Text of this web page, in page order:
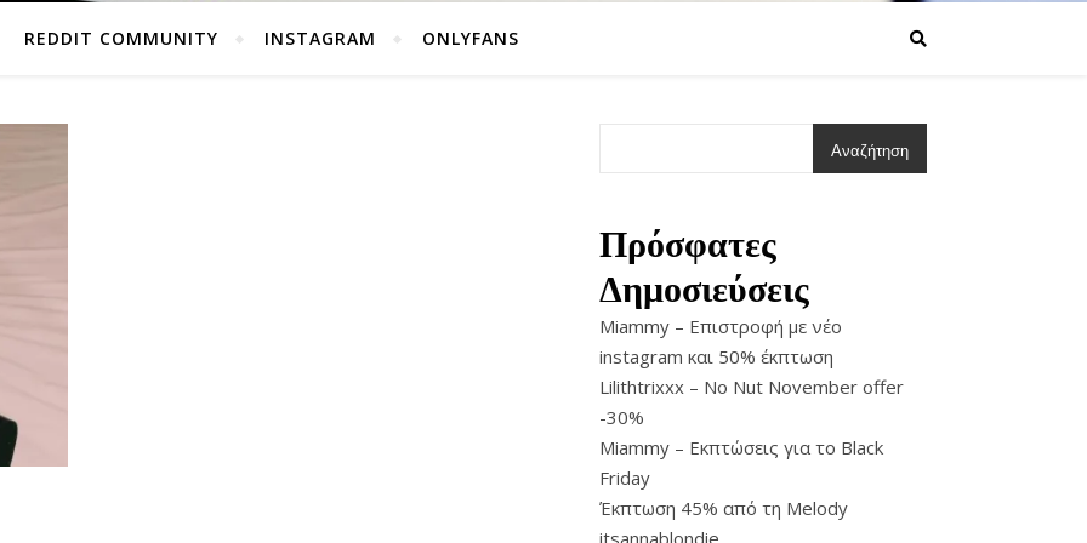
REDDIT COMMUNITY INSTAGRAM ONLYFANS
Αναζήτηση
Πρόσφατες
Δημοσιεύσεις
Miammy – Επιστροφή με νέο
instagram και 50% έκπτωση
Lilithtrixxx – No Nut November offer
-30%
Miammy – Εκπτώσεις για το Black
Friday
Έκπτωση 45% από τη Melody
itsannablondie